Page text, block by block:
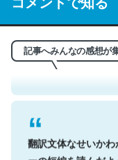
記事へみんなの感想が
う。英語少しでも読
れ好き。Let’s
─今のこの状況が信じら
翻訳文体なせいかわ
ーの短編を読んだ